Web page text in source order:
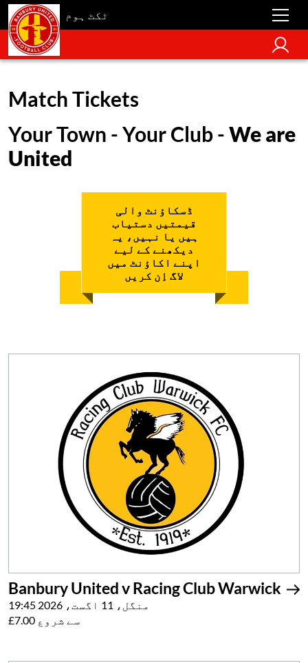
ٹکٹ ہوم
Match Tickets
Your Town - Your Club - We are
United
ڈسکاؤنٹ والی
قیمتیں دستیاب
ہیں یا نہیں، یہ
دیکھنے کے لیے
اپنے اکاؤنٹ میں
لاگ اِن کریں
Banbury United v Racing Club Warwick
منگل، 11 اگست، 2026 19:45
£7.00 سے شروع